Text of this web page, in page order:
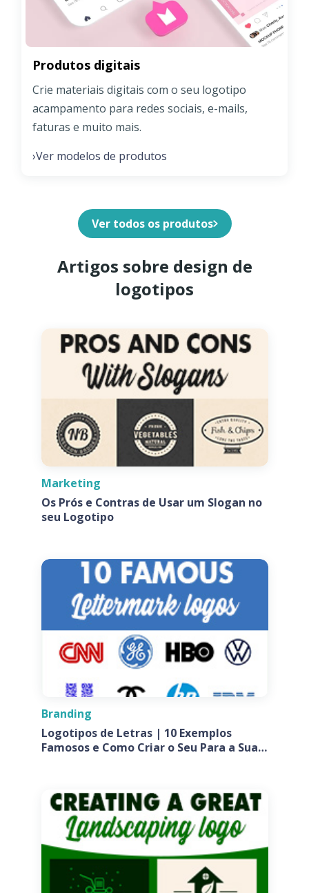
Produtos digitais
Crie materiais digitais com o seu logotipo
acampamento para redes sociais, e-mails,
faturas e muito mais.
›Ver modelos de produtos
Ver todos os produtos
Artigos sobre design de
logotipos
Marketing
Os Prós e Contras de Usar um Slogan no
seu Logotipo
Branding
Logotipos de Letras | 10 Exemplos
Famosos e Como Criar o Seu Para a Sua